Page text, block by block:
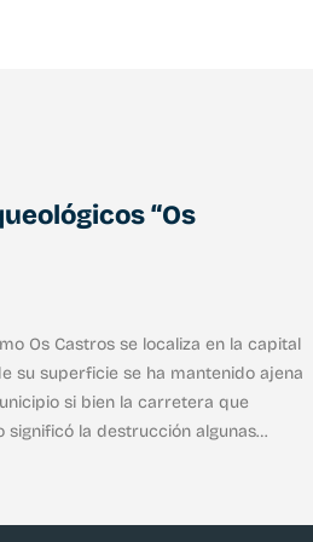
“Os
Os Castros se localiza en la capital
su superficie se ha mantenido ajena
si bien la carretera que
significó la destrucción algunas